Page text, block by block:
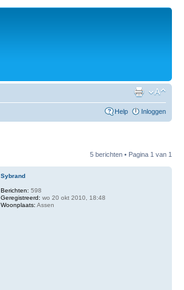
Help Inloggen
5 berichten • Pagina 1 van 1
Sybrand
Berichten: 598
Geregistreerd: wo 20 okt 2010, 18:48
Woonplaats: Assen